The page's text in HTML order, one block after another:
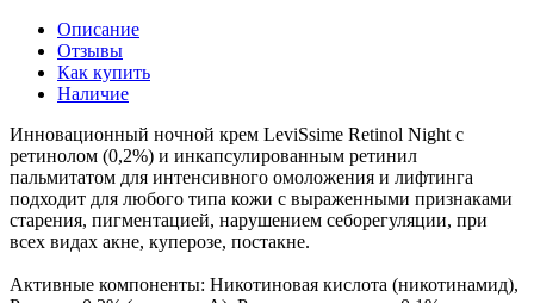
Описание
Отзывы
Как купить
Наличие
Инновационный ночной крем LeviSsime Retinol Night с
ретинолом (0,2%) и инкапсулированным ретинил
пальмитатом для интенсивного омоложения и лифтинга
подходит для любого типа кожи с выраженными признаками
старения, пигментацией, нарушением себорегуляции, при
всех видах акне, куперозе, постакне.
Активные компоненты: Никотиновая кислота (никотинамид),